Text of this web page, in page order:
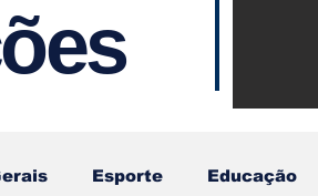
Esporte Educação